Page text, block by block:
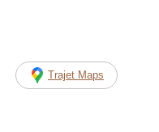
Trajet Maps